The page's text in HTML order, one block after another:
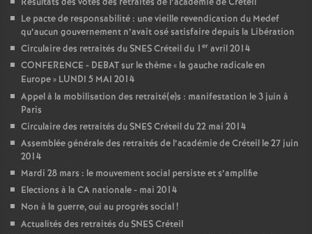
Le pacte de responsabilité : une vieille revendication du Medef
qu’aucun gouvernement n’avait osé satisfaire depuis la Libération
Circulaire des retraités duSNESCréteil du 1 er avril 2014
CONFERENCE - DEBATsur le thème « la gauche radicale en
Europe» LUNDI 5 MAI 2014
Appel à la mobilisation des retraité(e)s : manifestation le 3 juin à
Paris
Circulaire des retraités duSNESCréteil du 22 mai 2014
Assemblée générale des retraités de l’académie de Créteil le 27 juin
2014
Mardi 28 mars : le mouvement social persiste et s’amplifie
Elections à la CA nationale - mai 2014
Non à la guerre, oui au progrès social!
Actualités des retraités duSNESCréteil